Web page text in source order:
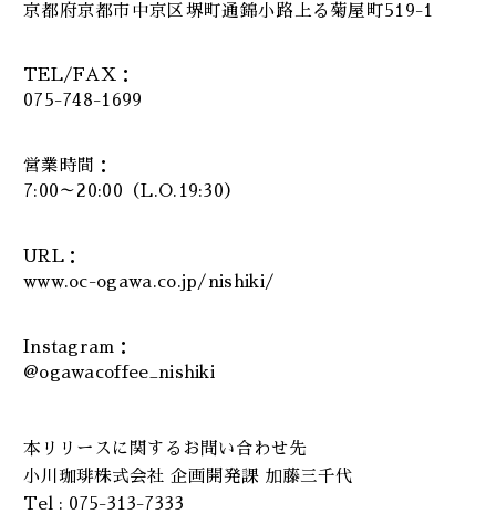
京都府京都市中京区堺町通錦小路上る菊屋町519-1
TEL/FAX：
075-748-1699
営業時間：
7:00～20:00（L.O.19:30）
URL：
www.oc-ogawa.co.jp/nishiki/
Instagram：
@ogawacoffee_nishiki
本リリースに関するお問い合わせ先
小川珈琲株式会社 企画開発課 加藤三千代
Tel : 075-313-7333